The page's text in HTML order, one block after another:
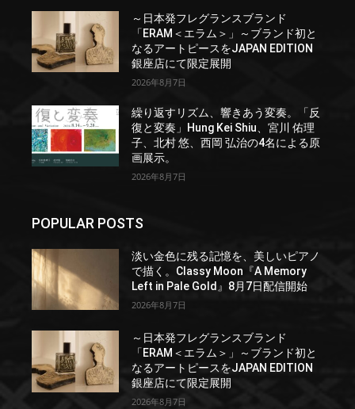
～日本発フレグランスブランド
「ERAM＜エラム＞」～ブランド初と
なるアートピースをJAPAN EDITION
銀座店にて限定展開
2026年8月7日
繰り返すリズム、響きあう変奏。「反
復と変奏」Hung Kei Shiu、宮川 佑理
子、北村 悠、西岡 弘治の4名による原
画展示。
2026年8月7日
POPULAR POSTS
淡い金色に残る記憶を、美しいピアノ
で描く。Classy Moon『A Memory
Left in Pale Gold』8月7日配信開始
2026年8月7日
～日本発フレグランスブランド
「ERAM＜エラム＞」～ブランド初と
なるアートピースをJAPAN EDITION
銀座店にて限定展開
2026年8月7日